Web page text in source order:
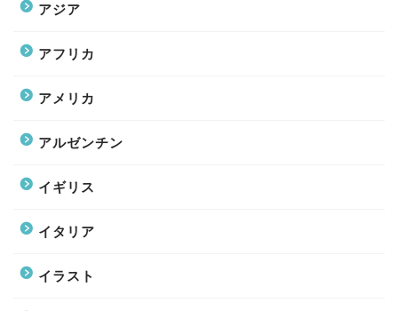
アジア
アフリカ
アメリカ
アルゼンチン
イギリス
イタリア
イラスト